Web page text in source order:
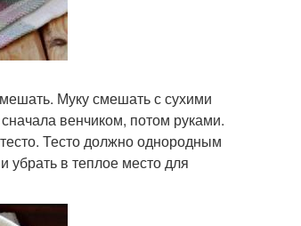
Муку смешать с сухими
венчиком, потом руками.
Тесто должно однородным
убрать в теплое место для